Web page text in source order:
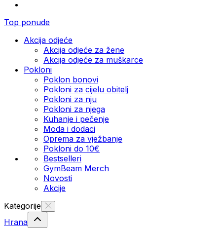
Top ponude
Akcija odjeće
Akcija odjeće za žene
Akcija odjeće za muškarce
Pokloni
Poklon bonovi
Pokloni za cijelu obitelj
Pokloni za nju
Pokloni za njega
Kuhanje i pečenje
Moda i dodaci
Oprema za vježbanje
Pokloni do 10€
Bestselleri
GymBeam Merch
Novosti
Akcije
Kategorije
Hrana